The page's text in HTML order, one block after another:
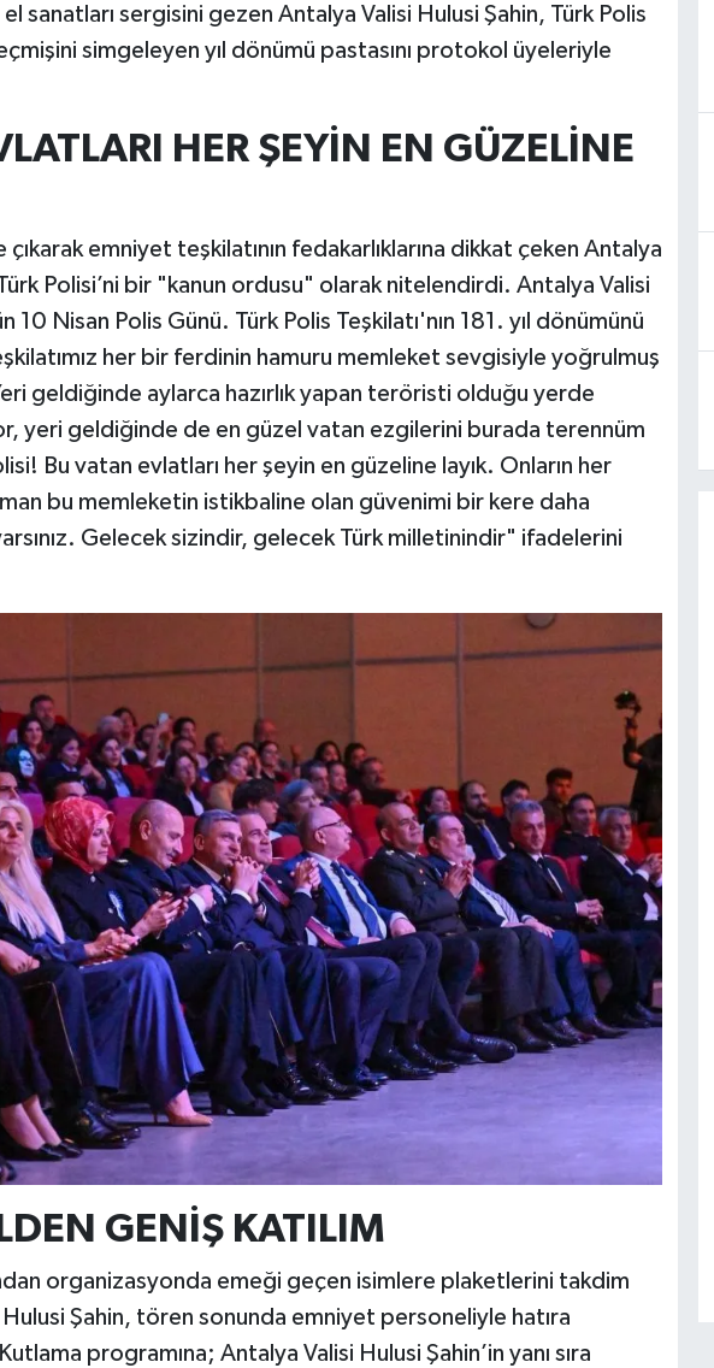
el sanatları sergisini gezen Antalya Valisi Hulusi Şahin, Türk Polis
simgeleyen yıl dönümü pastasını protokol üyeleriyle
HER ŞEYİN EN GÜZELİNE
emniyet teşkilatının fedakarlıklarına dikkat çeken Antalya
Polisi’ni bir "kanun ordusu" olarak nitelendirdi. Antalya Valisi
10 Nisan Polis Günü. Türk Polis Teşkilatı'nın 181. yıl dönümünü
her bir ferdinin hamuru memleket sevgisiyle yoğrulmuş
geldiğinde aylarca hazırlık yapan teröristi olduğu yerde
yeri geldiğinde de en güzel vatan ezgilerini burada terennüm
Bu vatan evlatları her şeyin en güzeline layık. Onların her
bu memleketin istikbaline olan güvenimi bir kere daha
Gelecek sizindir, gelecek Türk milletinindir" ifadelerini
GENİŞ KATILIM
organizasyonda emeği geçen isimlere plaketlerini takdim
Şahin, tören sonunda emniyet personeliyle hatıra
programına; Antalya Valisi Hulusi Şahin’in yanı sıra